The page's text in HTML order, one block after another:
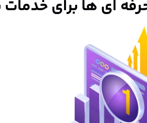
ای ها برای